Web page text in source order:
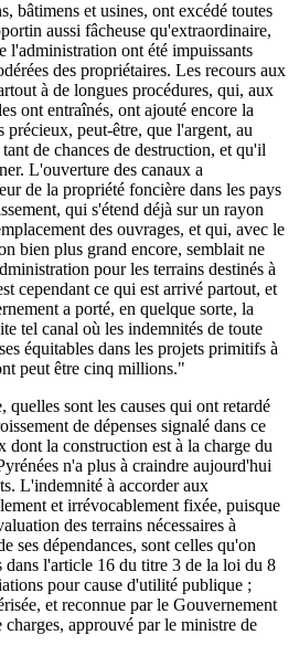
bâtimens et usines, ont excédé toutes
aussi fâcheuse qu'extraordinaire,
l'administration ont été impuissants
des propriétaires. Les recours aux
à de longues procédures, qui, aux
ont entraînés, ont ajouté encore la
précieux, peut-être, que l'argent, au
de chances de destruction, et qu'il
L'ouverture des canaux a
de la propriété foncière dans les pays
qui s'étend déjà sur un rayon
des ouvrages, et qui, avec le
bien plus grand encore, semblait ne
pour les terrains destinés à
cependant ce qui est arrivé partout, et
a porté, en quelque sorte, la
tel canal où les indemnités de toute
équitables dans les projets primitifs à
peut être cinq millions."
sont les causes qui ont retardé
de dépenses signalé dans ce
dont la construction est à la charge du
n'a plus à craindre aujourd'hui
L'indemnité à accorder aux
et irrévocablement fixée, puisque
des terrains nécessaires à
ses dépendances, sont celles qu'on
dans l'article 16 du titre 3 de la loi du 8
pour cause d'utilité publique ;
et reconnue par le Gouvernement
approuvé par le ministre de